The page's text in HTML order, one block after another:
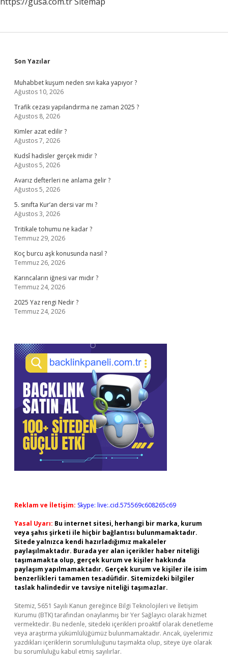
Sidebar
Son Yazılar
Muhabbet kuşum neden sıvı kaka yapıyor ?
Ağustos 10, 2026
Trafik cezası yapılandırma ne zaman 2025 ?
Ağustos 8, 2026
Kimler azat edilir ?
Ağustos 7, 2026
Kudsî hadisler gerçek midir ?
Ağustos 5, 2026
Avarız defterleri ne anlama gelir ?
Ağustos 5, 2026
5. sınıfta Kur’an dersi var mı ?
Ağustos 3, 2026
Tritikale tohumu ne kadar ?
Temmuz 29, 2026
Koç burcu aşk konusunda nasıl ?
Temmuz 26, 2026
Karıncaların iğnesi var mıdır ?
Temmuz 24, 2026
2025 Yaz rengi Nedir ?
Temmuz 24, 2026
Reklam ve İletişim: Skype: live:.cid.575569c608265c69
Yasal Uyarı: Bu internet sitesi, herhangi bir marka, kurum
veya şahıs şirketi ile hiçbir bağlantısı bulunmamaktadır.
Sitede yalnızca kendi hazırladığımız makaleler
paylaşılmaktadır. Burada yer alan içerikler haber niteliği
taşımamakta olup, gerçek kurum ve kişiler hakkında
paylaşım yapılmamaktadır. Gerçek kurum ve kişiler ile isim
benzerlikleri tamamen tesadüfidir. Sitemizdeki bilgiler
taslak halindedir ve tavsiye niteliği taşımazlar.
Sitemiz, 5651 Sayılı Kanun gereğince Bilgi Teknolojileri ve İletişim
Kurumu (BTK) tarafından onaylanmış bir Yer Sağlayıcı olarak hizmet
vermektedir. Bu nedenle, sitedeki içerikleri proaktif olarak denetleme
veya araştırma yükümlülüğümüz bulunmamaktadır. Ancak, üyelerimiz
yazdıkları içeriklerin sorumluluğunu taşımakta olup, siteye üye olarak
bu sorumluluğu kabul etmiş sayılırlar.